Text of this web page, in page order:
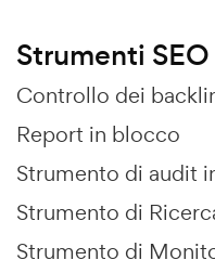
Strumenti
Controllo dei
Report in blocco
Strumento di audit
Strumento di
Strumento di